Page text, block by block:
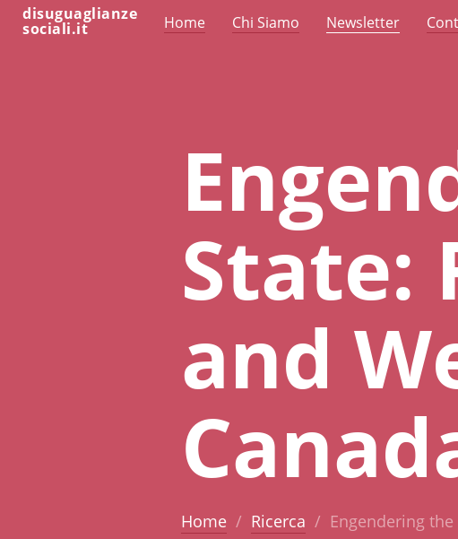
disuguaglianze
sociali.it Home Chi Siamo Newsletter
State:
and
Home Ricerca Engendering